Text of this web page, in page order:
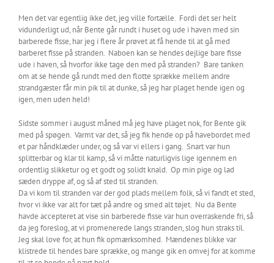
Men det var egentlig ikke det, jeg ville fortælle. Fordi det ser helt
vidunderligt ud, når Bente går rundt i huset og ude i haven med sin
barberede fisse, har jeg i flere år prøvet at få hende til at gå med
barberet fisse på stranden. Naboen kan se hendes dejlige bare fisse
ude i haven, så hvorfor ikke tage den med på stranden? Bare tanken
om at se hende gå rundt med den flotte sprække mellem andre
strandgæster får min pik til at dunke, så jeg har plaget hende igen og
igen, men uden held!
Sidste sommer i august måned må jeg have plaget nok, for Bente gik
med på spøgen. Varmt var det, så jeg fik hende op på havebordet med
et par håndklæder under, og så var vi ellers i gang. Snart var hun
splitterbar og klar til kamp, så vi måtte naturligvis lige igennem en
ordentlig slikketur og et godt og solidt knald. Op min pige og lad
sæden dryppe af, og så af sted til stranden.
Da vi kom til stranden var der god plads mellem folk, så vi fandt et sted,
hvor vi ikke var alt for tæt på andre og smed alt tøjet. Nu da Bente
havde accepteret at vise sin barberede fisse var hun overraskende fri, så
da jeg foreslog, at vi promenerede langs stranden, slog hun straks til.
Jeg skal love for, at hun fik opmærksomhed. Mændenes blikke var
klistrede til hendes bare sprække, og mange gik en omvej for at komme